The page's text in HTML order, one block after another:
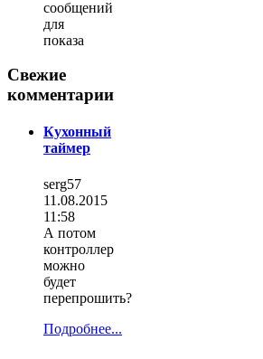
сообщений
для
показа
Свежие
комментарии
Кухонный
таймер
serg57
11.08.2015
11:58
А потом
контроллер
можно
будет
перепрошить?
Подробнее...